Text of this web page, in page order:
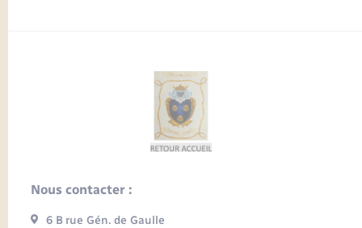
Nous contacter :
6 B rue Gén. de Gaulle